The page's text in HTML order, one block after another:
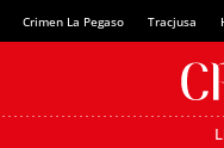
Crimen La Pegaso Tracjusa